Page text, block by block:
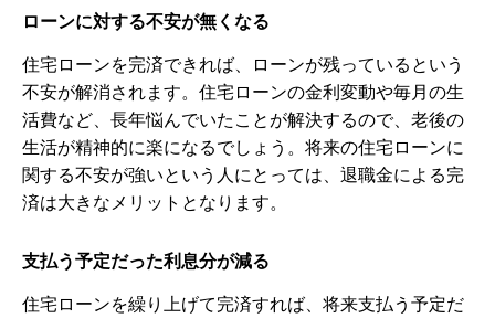
ローンに対する不安が無くなる
住宅ローンを完済できれば、ローンが残っているという
不安が解消されます。住宅ローンの金利変動や毎月の生
活費など、長年悩んでいたことが解決するので、老後の
生活が精神的に楽になるでしょう。将来の住宅ローンに
関する不安が強いという人にとっては、退職金による完
済は大きなメリットとなります。
支払う予定だった利息分が減る
住宅ローンを繰り上げて完済すれば、将来支払う予定だ